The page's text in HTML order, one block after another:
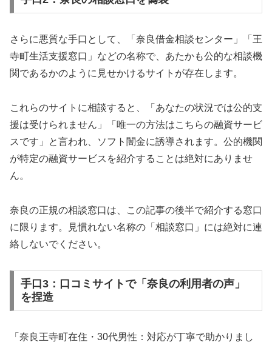
さらに悪質な手口として、「奈良借金相談センター」「王
寺町生活支援窓口」などの名称で、あたかも公的な相談機
関であるかのように見せかけるサイトが存在します。
これらのサイトに相談すると、「あなたの状況では公的支
援は受けられません」「唯一の方法はこちらの融資サービ
スです」と言われ、ソフト闇金に誘導されます。公的機関
が特定の融資サービスを紹介することは絶対にありませ
ん。
奈良の正規の相談窓口は、この記事の後半で紹介する窓口
に限ります。見慣れない名称の「相談窓口」には絶対に連
絡しないでください。
手口3：口コミサイトで「奈良の利用者の声」
を捏造
「奈良王寺町在住・30代男性：対応が丁寧で助かりまし